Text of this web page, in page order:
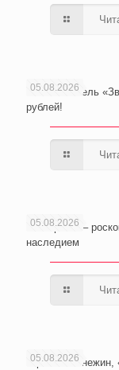
05.08.2026
Wellness-отель
рублей!
05.08.2026
Из тюрьмы –
наследием
05.08.2026
Юрий Неманежин,